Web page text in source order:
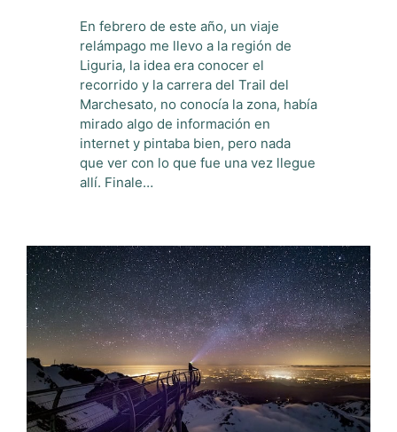
En febrero de este año, un viaje
relámpago me llevo a la región de
Liguria, la idea era conocer el
recorrido y la carrera del Trail del
Marchesato, no conocía la zona, había
mirado algo de información en
internet y pintaba bien, pero nada
que ver con lo que fue una vez llegue
allí. Finale…